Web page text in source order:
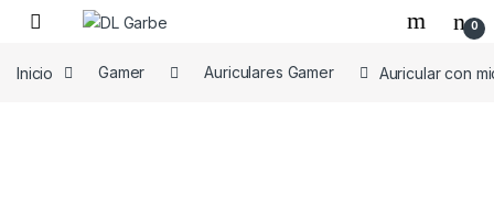
0
Inicio Gamer Auriculares Gamer Auricular con